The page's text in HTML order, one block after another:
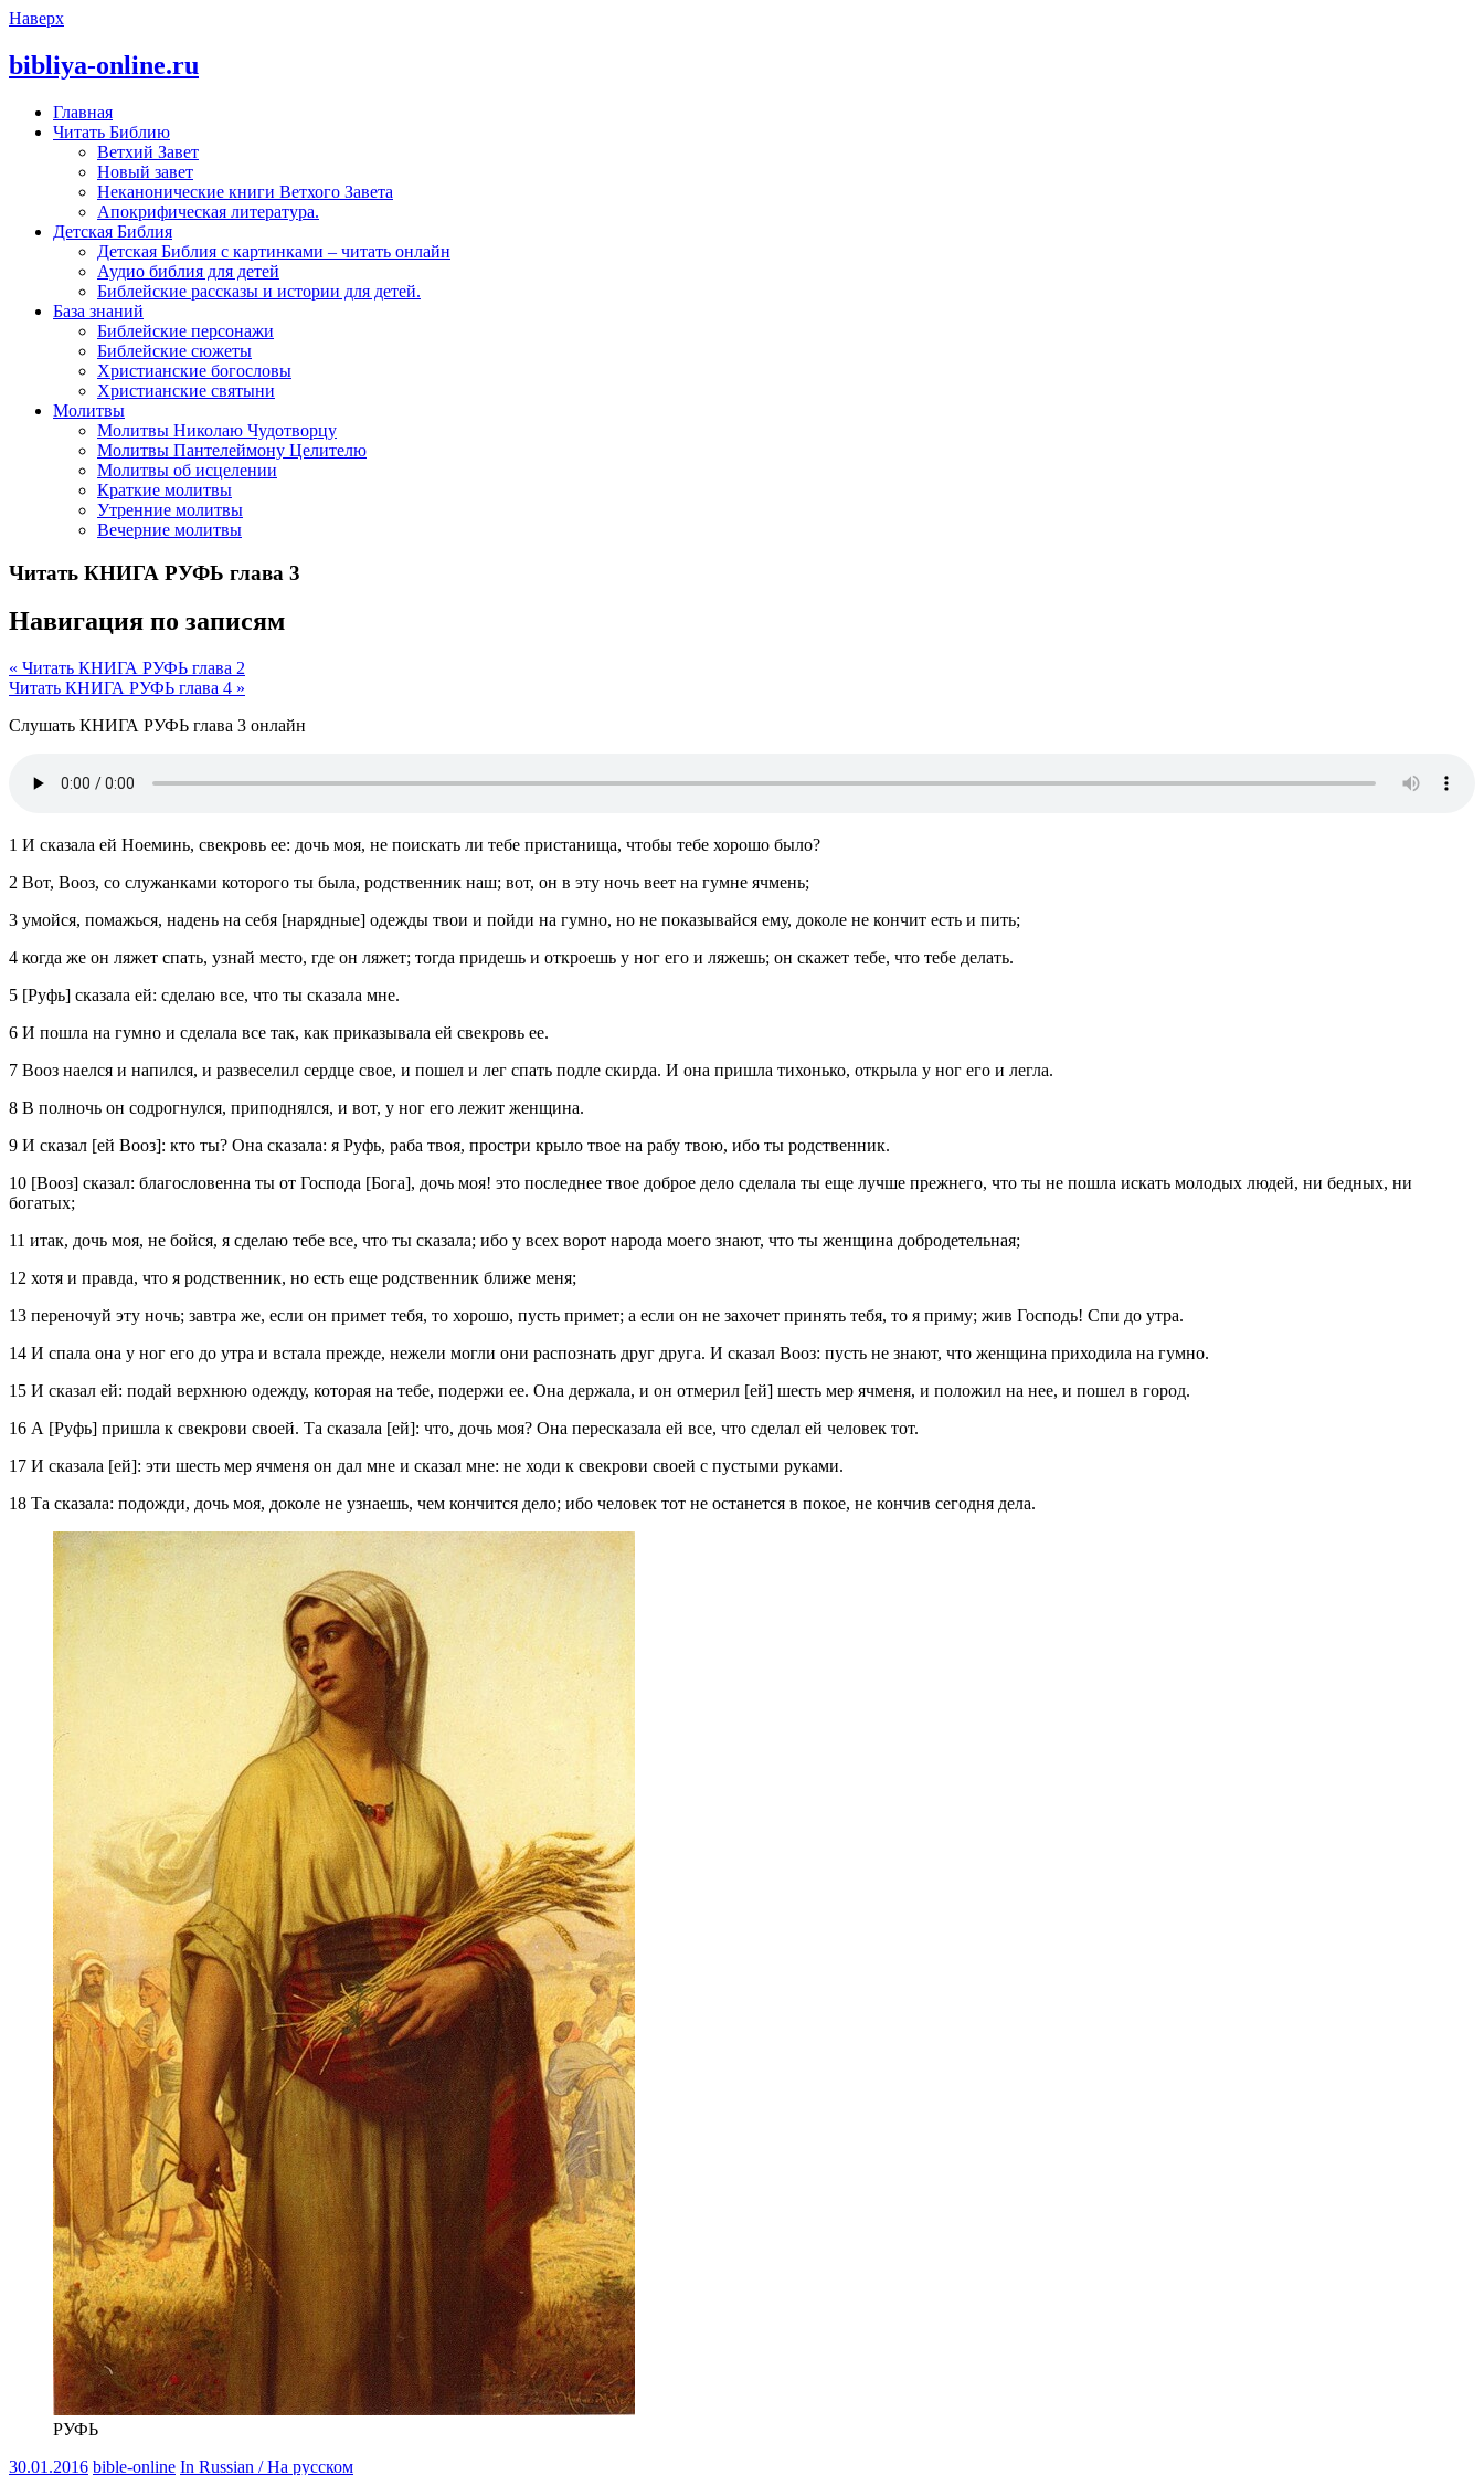
Наверх
bibliya-online.ru
Главная
Читать Библию
Ветхий Завет
Новый завет
Неканонические книги Ветхого Завета
Апокрифическая литература.
Детская Библия
Детская Библия с картинками – читать онлайн
Аудио библия для детей
Библейские рассказы и истории для детей.
База знаний
Библейские персонажи
Библейские сюжеты
Христианские богословы
Христианские святыни
Молитвы
Молитвы Николаю Чудотворцу
Молитвы Пантелеймону Целителю
Молитвы об исцелении
Краткие молитвы
Утренние молитвы
Вечерние молитвы
Читать КНИГА РУФЬ глава 3
Навигация по записям
« Читать КНИГА РУФЬ глава 2
Читать КНИГА РУФЬ глава 4 »
Слушать КНИГА РУФЬ глава 3 онлайн
1 И сказала ей Ноеминь, свекровь ее: дочь моя, не поискать ли тебе пристанища, чтобы тебе хорошо было?
2 Вот, Вооз, со служанками которого ты была, родственник наш; вот, он в эту ночь веет на гумне ячмень;
3 умойся, помажься, надень на себя [нарядные] одежды твои и пойди на гумно, но не показывайся ему, доколе не кончит есть и пить;
4 когда же он ляжет спать, узнай место, где он ляжет; тогда придешь и откроешь у ног его и ляжешь; он скажет тебе, что тебе делать.
5 [Руфь] сказала ей: сделаю все, что ты сказала мне.
6 И пошла на гумно и сделала все так, как приказывала ей свекровь ее.
7 Вооз наелся и напился, и развеселил сердце свое, и пошел и лег спать подле скирда. И она пришла тихонько, открыла у ног его и легла.
8 В полночь он содрогнулся, приподнялся, и вот, у ног его лежит женщина.
9 И сказал [ей Вооз]: кто ты? Она сказала: я Руфь, раба твоя, простри крыло твое на рабу твою, ибо ты родственник.
10 [Вооз] сказал: благословенна ты от Господа [Бога], дочь моя! это последнее твое доброе дело сделала ты еще лучше прежнего, что ты не пошла искать молодых людей, ни бедных, ни
богатых;
11 итак, дочь моя, не бойся, я сделаю тебе все, что ты сказала; ибо у всех ворот народа моего знают, что ты женщина добродетельная;
12 хотя и правда, что я родственник, но есть еще родственник ближе меня;
13 переночуй эту ночь; завтра же, если он примет тебя, то хорошо, пусть примет; а если он не захочет принять тебя, то я приму; жив Господь! Спи до утра.
14 И спала она у ног его до утра и встала прежде, нежели могли они распознать друг друга. И сказал Вооз: пусть не знают, что женщина приходила на гумно.
15 И сказал ей: подай верхнюю одежду, которая на тебе, подержи ее. Она держала, и он отмерил [ей] шесть мер ячменя, и положил на нее, и пошел в город.
16 А [Руфь] пришла к свекрови своей. Та сказала [ей]: что, дочь моя? Она пересказала ей все, что сделал ей человек тот.
17 И сказала [ей]: эти шесть мер ячменя он дал мне и сказал мне: не ходи к свекрови своей с пустыми руками.
18 Та сказала: подожди, дочь моя, доколе не узнаешь, чем кончится дело; ибо человек тот не останется в покое, не кончив сегодня дела.
РУФЬ
30.01.2016 bible-online In Russian / На русском